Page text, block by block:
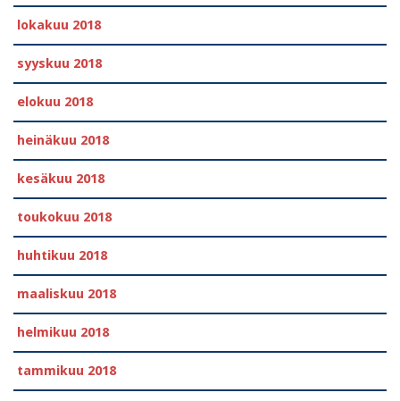
lokakuu 2018
syyskuu 2018
elokuu 2018
heinäkuu 2018
kesäkuu 2018
toukokuu 2018
huhtikuu 2018
maaliskuu 2018
helmikuu 2018
tammikuu 2018